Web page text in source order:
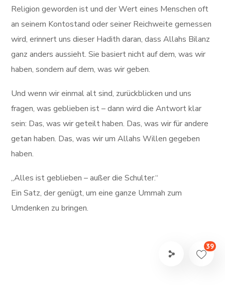
Religion geworden ist und der Wert eines Menschen oft
an seinem Kontostand oder seiner Reichweite gemessen
wird, erinnert uns dieser Hadith daran, dass Allahs Bilanz
ganz anders aussieht. Sie basiert nicht auf dem, was wir
haben, sondern auf dem, was wir geben.
Und wenn wir einmal alt sind, zurückblicken und uns
fragen, was geblieben ist – dann wird die Antwort klar
sein: Das, was wir geteilt haben. Das, was wir für andere
getan haben. Das, was wir um Allahs Willen gegeben
haben.
„Alles ist geblieben – außer die Schulter.“
Ein Satz, der genügt, um eine ganze Ummah zum
Umdenken zu bringen.
39